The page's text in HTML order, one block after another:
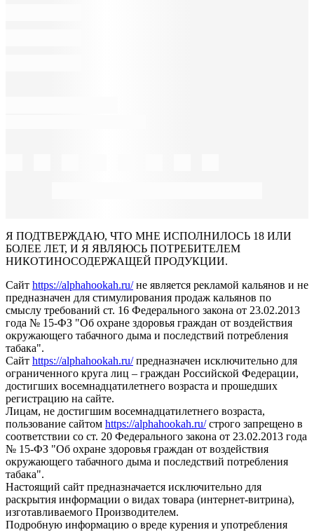
Я ПОДТВЕРЖДАЮ, ЧТО МНЕ ИСПОЛНИЛОСЬ 18 ИЛИ
БОЛЕЕ ЛЕТ, И Я ЯВЛЯЮСЬ ПОТРЕБИТЕЛЕМ
НИКОТИНОСОДЕРЖАЩЕЙ ПРОДУКЦИИ.
Сайт https://alphahookah.ru/не является рекламой кальянов и не
предназначен для стимулирования продаж кальянов по
смыслу требований ст. 16 Федерального закона от 23.02.2013
года № 15-ФЗ "Об охране здоровья граждан от воздействия
окружающего табачного дыма и последствий потребления
табака".
Сайт https://alphahookah.ru/предназначен исключительно для
ограниченного круга лиц – граждан Российской Федерации,
достигших восемнадцатилетнего возраста и прошедших
регистрацию на сайте.
Лицам, не достигшим восемнадцатилетнего возраста,
пользование сайтом https://alphahookah.ru/строго запрещено в
соответствии со ст. 20 Федерального закона от 23.02.2013 года
№ 15-ФЗ "Об охране здоровья граждан от воздействия
окружающего табачного дыма и последствий потребления
табака".
Настоящий сайт предназначается исключительно для
раскрытия информации о видах товара (интернет-витрина),
изготавливаемого Производителем.
Подробную информацию о вреде курения и употребления